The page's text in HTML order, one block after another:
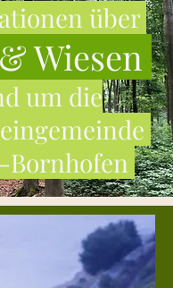
über
Wiesen
um die
Bornhofen